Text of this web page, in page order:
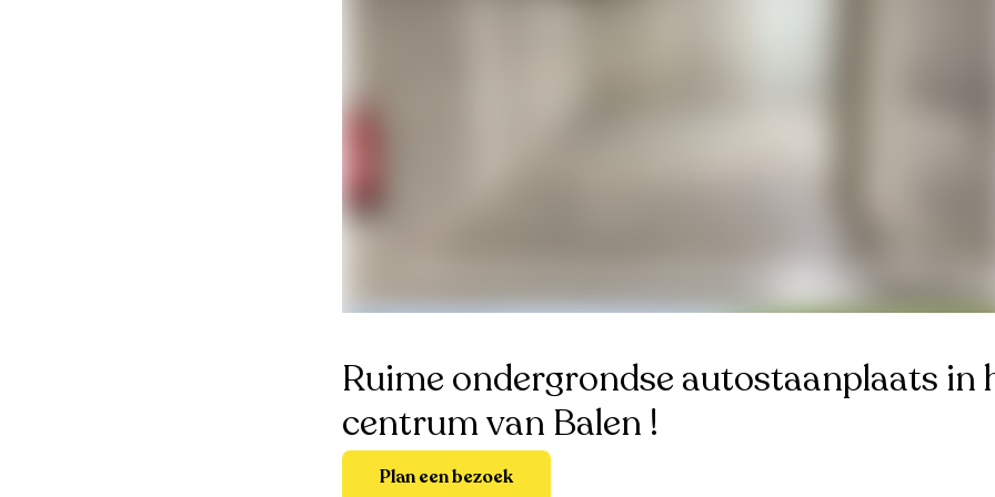
Ruime ondergrondse autostaanplaats in
centrum van Balen !
Plan een bezoek